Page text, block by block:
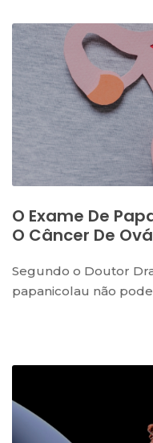
O Exame De
O Câncer De
Segundo o Doutor
papanicolau não